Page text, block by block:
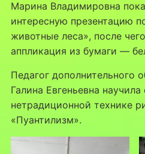
Марина Владимировна
интересную презентацию
животные леса», после
аппликация из бумаги —
Педагог дополнительного
Галина Евгеньевна
нетрадиционной технике
«Пуантилизм».